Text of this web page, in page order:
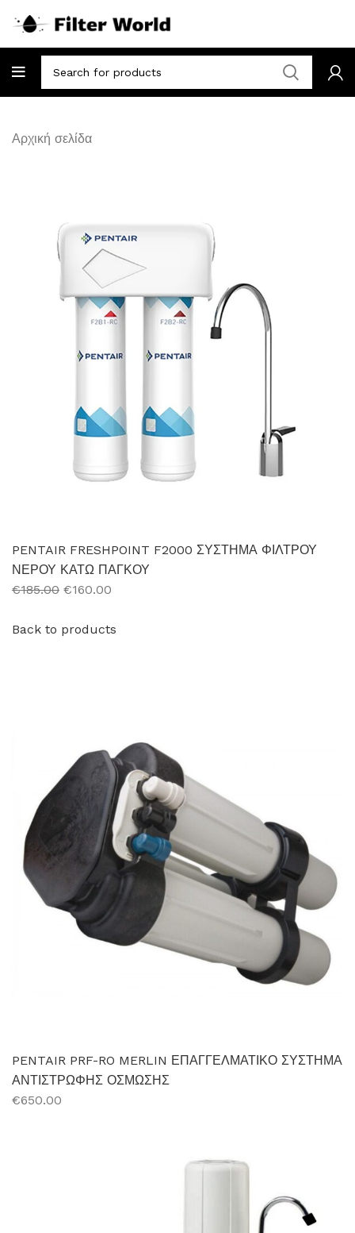
Αρχική σελίδα
PENTAIR FRESHPOINT F2000 ΣΥΣΤΗΜΑ ΦΙΛΤΡΟΥ
ΝΕΡΟΥ ΚΑΤΩ ΠΑΓΚΟΥ
€185.00 €160.00
Back to products
PENTAIR PRF-RO MERLIN ΕΠΑΓΓΕΛΜΑΤΙΚΟ ΣΥΣΤΗΜΑ
ΑΝΤΙΣΤΡΩΦΗΣ ΟΣΜΩΣΗΣ
€650.00